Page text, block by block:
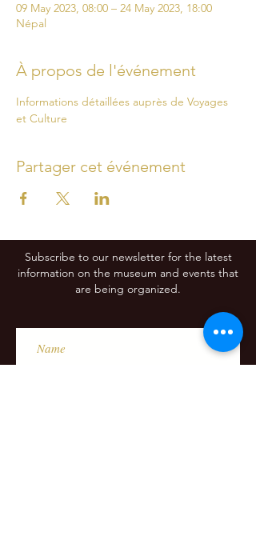
09 May 2023, 08:00 – 24 May 2023, 18:00
Népal
À propos de l'événement
Informations détaillées auprès de Voyages
et Culture
Partager cet événement
Subscribe to our newsletter for the latest
information on the museum and events that
are being organized.